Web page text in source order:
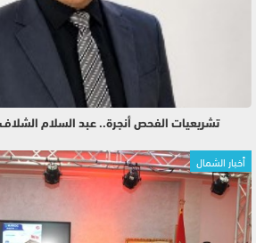
تشريعيات الفحص أنجرة.. عبد السلام
أخبار الشمال